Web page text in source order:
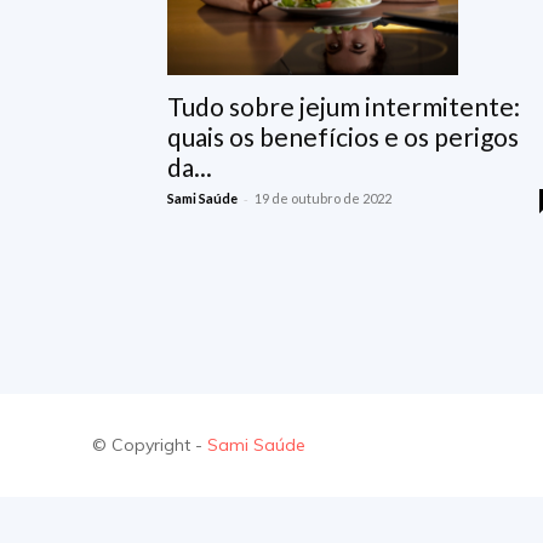
Tudo sobre jejum intermitente:
quais os benefícios e os perigos
da...
Sami Saúde - 19 de outubro de 2022
© Copyright - Sami Saúde